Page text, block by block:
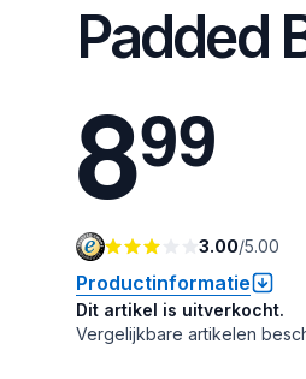
Padded
899
3.00/5.00
Productinformatie
Dit artikel is uitverkocht.
Vergelijkbare artikelen